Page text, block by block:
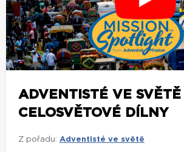
ADVENTISTÉ VE SVĚTĚ |
CELOSVĚTOVÉ DÍLNY
Z pořadu: Adventisté ve světě